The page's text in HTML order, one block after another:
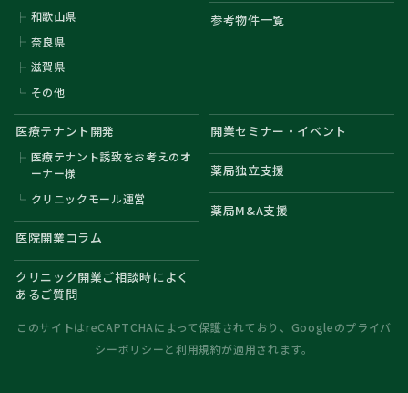
和歌山県
奈良県
滋賀県
その他
参考物件一覧
医療テナント開発
医療テナント誘致をお考えのオ
ーナー様
クリニックモール運営
医院開業コラム
クリニック開業ご相談時によく
あるご質問
開業セミナー・イベント
薬局独立支援
薬局M&A支援
このサイトはreCAPTCHAによって保護されており、Googleのプライバ
シーポリシーと利用規約が適用されます。